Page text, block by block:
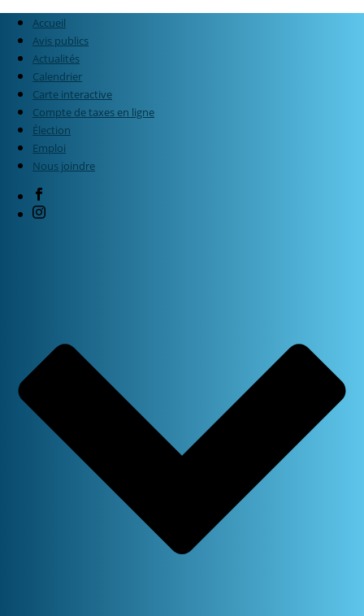
Accueil
Avis publics
Actualités
Calendrier
Carte interactive
Compte de taxes en ligne
Élection
Emploi
Nous joindre